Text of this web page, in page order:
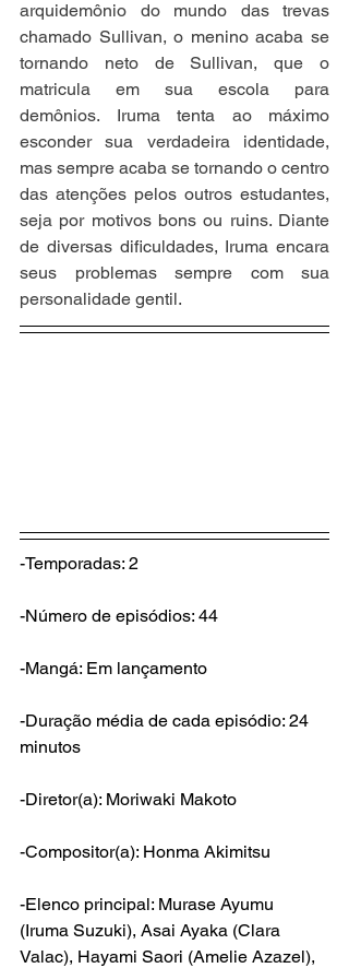
arquidemônio do mundo das trevas
chamado Sullivan, o menino acaba se
tornando neto de Sullivan, que o
matricula em sua escola para
demônios. Iruma tenta ao máximo
esconder sua verdadeira identidade,
mas sempre acaba se tornando o centro
das atenções pelos outros estudantes,
seja por motivos bons ou ruins. Diante
de diversas dificuldades, Iruma encara
seus problemas sempre com sua
personalidade gentil.
-Temporadas: 2
-Número de episódios: 44
-Mangá: Em lançamento
-Duração média de cada episódio: 24
minutos
-Diretor(a): Moriwaki Makoto
-Compositor(a): Honma Akimitsu
-Elenco principal: Murase Ayumu
(Iruma Suzuki), Asai Ayaka (Clara
Valac), Hayami Saori (Amelie Azazel),